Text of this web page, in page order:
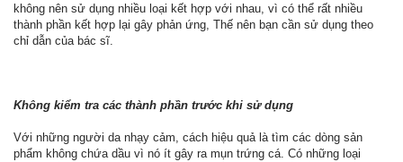
không nên sử dụng nhiều loại kết hợp với nhau, vì có thể rất nhiều
thành phần kết hợp lại gây phản ứng, Thế nên bạn cần sử dụng theo
chỉ dẫn của bác sĩ.
Không kiểm tra các thành phần trước khi sử dụng
Với những người da nhạy cảm, cách hiệu quả là tìm các dòng sản
phẩm không chứa dầu vì nó ít gây ra mụn trứng cá. Có những loại